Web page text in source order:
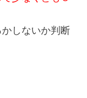
しないか判断